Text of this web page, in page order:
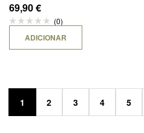
69,90€
(0)
ADICIONAR
1 2 3 4 5